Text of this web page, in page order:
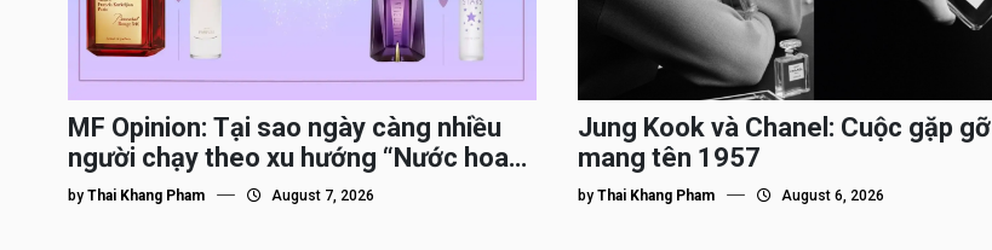
MF Opinion: Tại sao ngày càng nhiều
người chạy theo xu hướng “Nước hoa
Dupe”?
by Thai Khang Pham August 7, 2026
Jung Kook và Chanel: Cuộc gặp gỡ
mang tên 1957
by Thai Khang Pham August 6, 2026